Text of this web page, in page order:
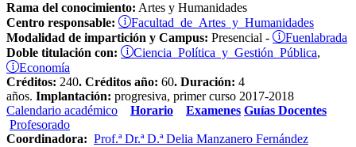
Rama del conocimiento: Artes y Humanidades
Centro responsable:
Facultad de Artes y Humanidades
Modalidad de impartición y Campus: Presencial - Fuenlabrada
Doble titulación con: Ciencia Política y Gestión Pública,
Economía
Créditos: 240. Créditos año: 60. Duración: 4
años. Implantación: progresiva, primer curso 2017-2018
Calendario académico
Horario Examenes Guías Docentes
Profesorado
Coordinadora: Prof.ª Dr.ª D.ª Delia Manzanero Fernández